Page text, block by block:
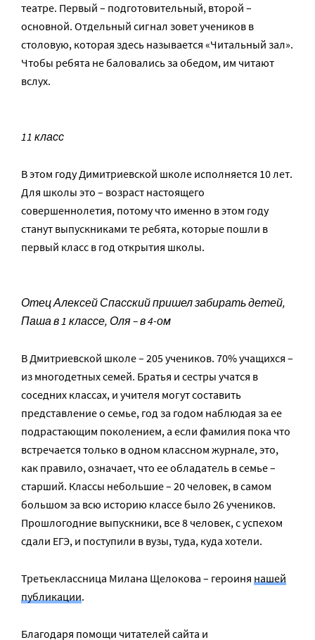
театре. Первый – подготовительный, второй –
основной. Отдельный сигнал зовет учеников в
столовую, которая здесь называется «Читальный зал».
Чтобы ребята не баловались за обедом, им читают
вслух.
11 класс
В этом году Димитриевской школе исполняется 10 лет.
Для школы это – возраст настоящего
совершеннолетия, потому что именно в этом году
станут выпускниками те ребята, которые пошли в
первый класс в год открытия школы.
Отец Алексей Спасский пришел забирать детей,
Паша в 1 классе, Оля – в 4-ом
В Дмитриевской школе – 205 учеников. 70% учащихся –
из многодетных семей. Братья и сестры учатся в
соседних классах, и учителя могут составить
представление о семье, год за годом наблюдая за ее
подрастающим поколением, а если фамилия пока что
встречается только в одном классном журнале, это,
как правило, означает, что ее обладатель в семье –
старший. Классы небольшие – 20 человек, в самом
большом за всю историю классе было 26 учеников.
Прошлогодние выпускники, все 8 человек, с успехом
сдали ЕГЭ, и поступили в вузы, туда, куда хотели.
Третьеклассница Милана Щелокова – героиня нашей
публикации.
Благодаря помощи читателей сайта и